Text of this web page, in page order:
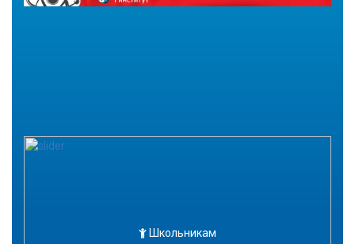
Школьникам